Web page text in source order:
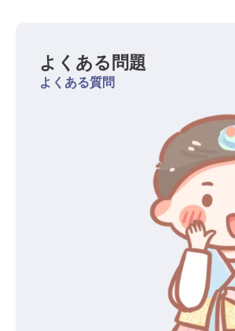
よくある問題
よくある質問